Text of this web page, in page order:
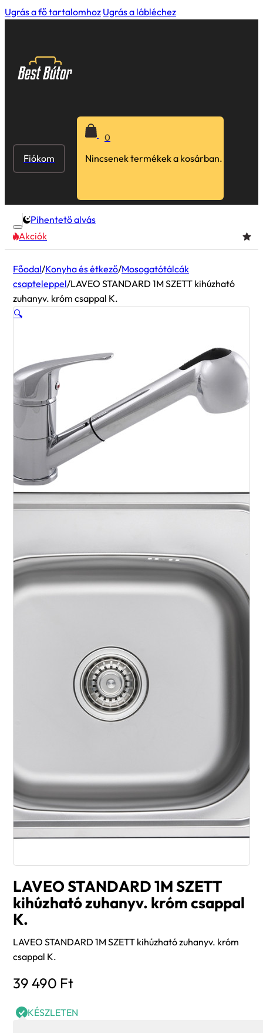
Ugrás a fő tartalomhoz Ugrás a lábléchez
Fiókom
0
Nincsenek termékek a kosárban.
Pihentető alvás
Akciók
Főodal/Konyha és étkező/Mosogatótálcák
csapteleppel/LAVEO STANDARD 1M SZETT kihúzható
zuhanyv. króm csappal K.
🔍
LAVEO STANDARD 1M SZETT
kihúzható zuhanyv. króm csappal
K.
LAVEO STANDARD 1M SZETT kihúzható zuhanyv. króm
csappal K.
39 490 Ft
KÉSZLETEN